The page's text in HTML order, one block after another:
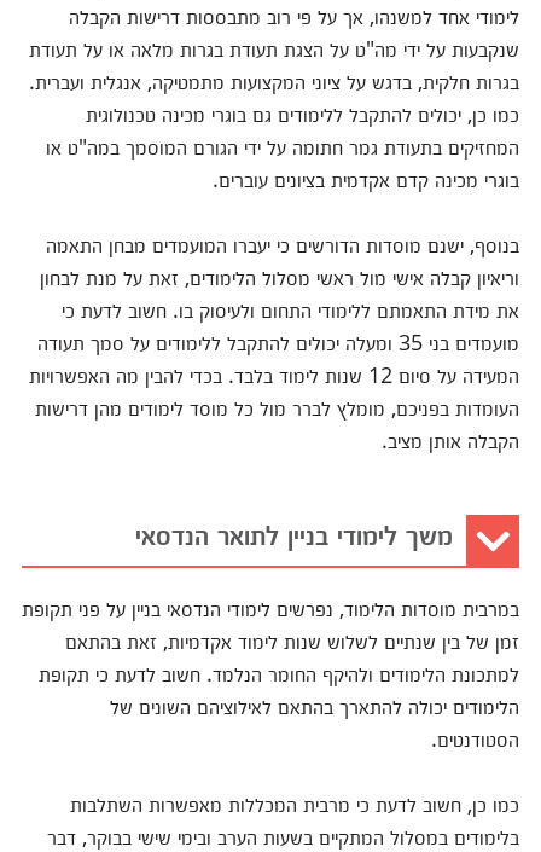
לימודי אחד למשנהו, אך על פי רוב מתבססות דרישות הקבלה
שנקבעות על ידי מה"ט על הצגת תעודת בגרות מלאה או על תעודת
בגרות חלקית, בדגש על ציוני המקצועות מתמטיקה, אנגלית ועברית.
כמו כן, יכולים להתקבל ללימודים גם בוגרי מכינה טכנולוגית
המחזיקים בתעודת גמר חתומה על ידי הגורם המוסמך במה"ט או
בוגרי מכינה קדם אקדמית בציונים עוברים.
בנוסף, ישנם מוסדות הדורשים כי יעברו המועמדים מבחן התאמה
וריאיון קבלה אישי מול ראשי מסלול הלימודים, זאת על מנת לבחון
את מידת התאמתם ללימודי התחום ולעיסוק בו. חשוב לדעת כי
מועמדים בני 35 ומעלה יכולים להתקבל ללימודים על סמך תעודה
המעידה על סיום 12 שנות לימוד בלבד. בכדי להבין מה האפשרויות
העומדות בפניכם, מומלץ לברר מול כל מוסד לימודים מהן דרישות
הקבלה אותן מציב.
משך לימודי בניין לתואר הנדסאי
במרבית מוסדות הלימוד, נפרשים לימודי הנדסאי בניין על פני תקופת
זמן של בין שנתיים לשלוש שנות לימוד אקדמיות, זאת בהתאם
למתכונת הלימודים ולהיקף החומר הנלמד. חשוב לדעת כי תקופת
הלימודים יכולה להתארך בהתאם לאילוציהם השונים של
הסטודנטים.
כמו כן, חשוב לדעת כי מרבית המכללות מאפשרות השתלבות
בלימודים במסלול המתקיים בשעות הערב ובימי שישי בבוקר, דבר